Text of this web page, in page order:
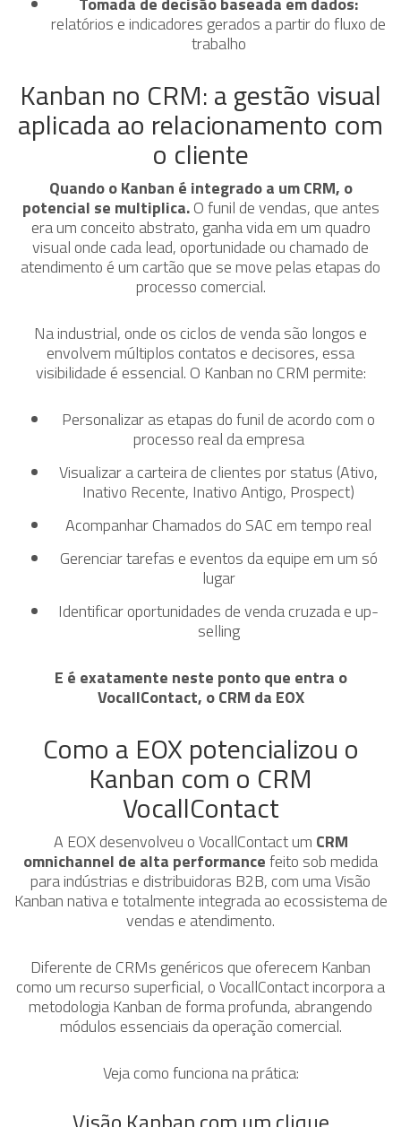
relatórios e indicadores gerados a partir do fluxo de
trabalho
Kanban no CRM: a gestão visual
aplicada ao relacionamento com
o cliente
Quando o Kanban é integrado a um CRM, o
potencial se multiplica.O funil de vendas, que antes
era um conceito abstrato, ganha vida em um quadro
visual onde cada lead, oportunidade ou chamado de
atendimento é um cartão que se move pelas etapas do
processo comercial.
Na industrial, onde os ciclos de venda são longos e
envolvem múltiplos contatos e decisores, essa
visibilidade é essencial. O Kanban no CRM permite:
Personalizar as etapas do funil de acordo com o
processo real da empresa
Visualizar a carteira de clientes por status (Ativo,
Inativo Recente, Inativo Antigo, Prospect)
Acompanhar Chamados do SAC em tempo real
Gerenciar tarefas e eventos da equipe em um só
lugar
Identificar oportunidades de venda cruzada e up-
selling
E é exatamente neste ponto que entra o
VocallContact, o CRM da EOX
Como a EOX potencializou o
Kanban com o CRM
VocallContact
A EOX desenvolveu o VocallContact um CRM
omnichannel de alta performancefeito sob medida
para indústrias e distribuidoras B2B, com uma Visão
Kanban nativa e totalmente integrada ao ecossistema de
vendas e atendimento.
Diferente de CRMs genéricos que oferecem Kanban
como um recurso superficial, o VocallContact incorpora a
metodologia Kanban de forma profunda, abrangendo
módulos essenciais da operação comercial.
Veja como funciona na prática: